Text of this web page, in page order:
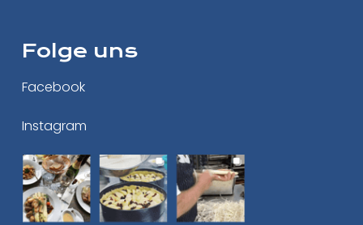
Folge uns
Facebook
Instagram